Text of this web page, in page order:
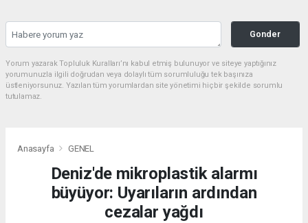
Gonder
Yorum yazarak Topluluk Kuralları’nı kabul etmiş bulunuyor ve siteye yaptığınız
yorumunuzla ilgili doğrudan veya dolaylı tüm sorumluluğu tek başınıza
üstleniyorsunuz. Yazılan tüm yorumlardan site yönetimi hiçbir şekilde sorumlu
tutulamaz.
Anasayfa GENEL
Deniz'de mikroplastik alarmı
büyüyor: Uyarıların ardından
cezalar yağdı